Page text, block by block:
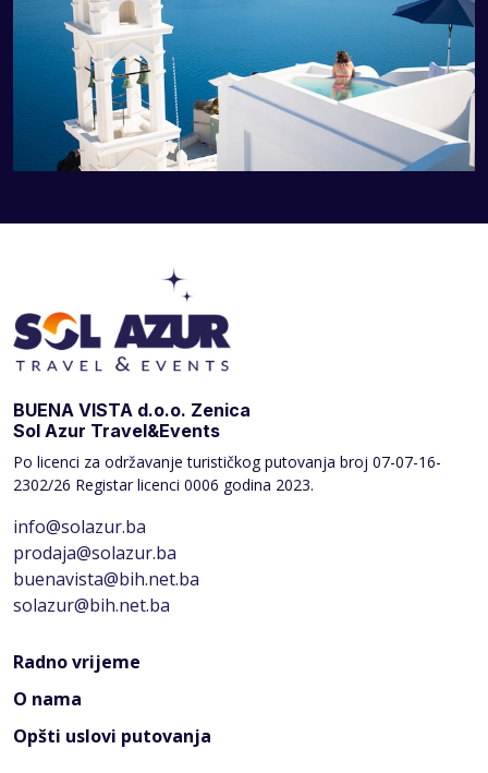
BUENA VISTA d.o.o. Zenica
Sol Azur Travel&Events
Po licenci za održavanje turističkog putovanja broj 07-07-16-
2302/26 Registar licenci 0006 godina 2023.
info@solazur.ba
prodaja@solazur.ba
buenavista@bih.net.ba
solazur@bih.net.ba
Radno vrijeme
O nama
Opšti uslovi putovanja